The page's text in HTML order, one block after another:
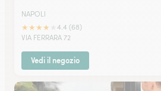
NAPOLI
★★★★
4.4 (68)
VIA FERRARA 72
Vedi il negozio